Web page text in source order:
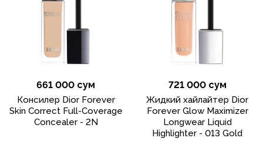
661 000 сум
Консилер Dior Forever
Skin Correct Full-Coverage
Concealer - 2N
721 000 сум
Жидкий хайлайтер Dior
Forever Glow Maximizer
Longwear Liquid
Highlighter - 013 Gold